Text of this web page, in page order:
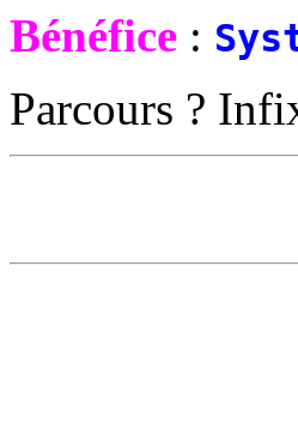
Bénéfice :
Parcours ?